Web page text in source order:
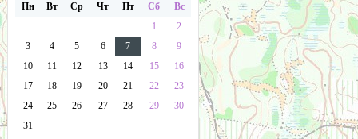
Пн Вт Ср Чт Пт Сб
Вс
1
2
3
4 5 6 7 8
9
10
11 12 13 14 15
16
17
18 19 20 21 22
23
24
25 26 27 28 29
30
31